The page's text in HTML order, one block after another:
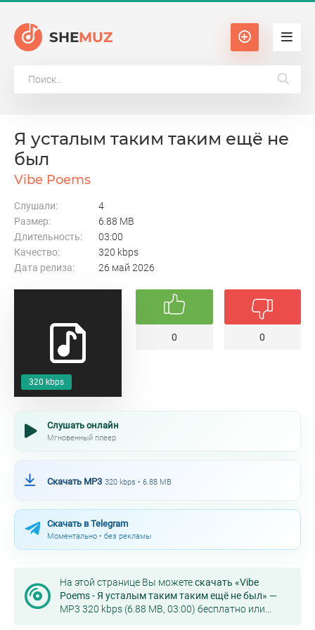
SHEMUZ
320 kbps
Я усталым таким таким ещё не
был
Vibe Poems
Слушали:
4
Размер:
6.88 MB
Длительность:
03:00
Качество:
320 kbps
Дата релиза:
26 май 2026
0 0
Слушать онлайн
Мгновенный плеер
Скачать MP3 320 kbps • 6.88 MB
Скачать в Telegram
Моментально • без рекламы
На этой странице Вы можетескачать «Vibe
Poems - Я усталым таким таким ещё не был» —
MP3 320 kbps (6.88 MB, 03:00) бесплатно или